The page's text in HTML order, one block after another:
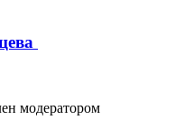
модератором